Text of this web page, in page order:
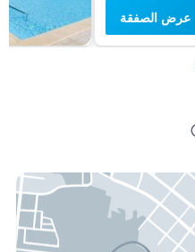
عرض الصفقة